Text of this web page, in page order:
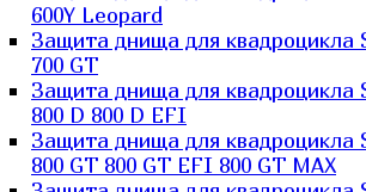
600Y Leopard
Защита днища для квадроцикла
700 GT
Защита днища для квадроцикла
800 D 800 D EFI
Защита днища для квадроцикла
800 GT 800 GT EFI 800 GT MAX